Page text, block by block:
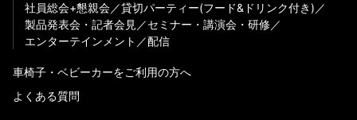
社員総会+懇親会
貸切パーティー(フード&ドリンク付き)
製品発表会・記者会見
セミナー・講演会・研修
エンターテインメント
配信
車椅子・ベビーカーをご利用の方へ
よくある質問